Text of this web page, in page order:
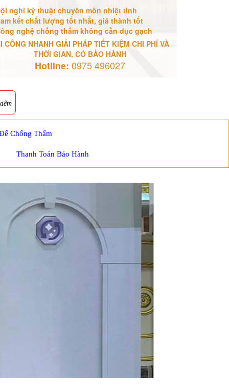
nghĩ kỹ thuật chuyên môn nhiệt tình
kết chất lượng tốt nhất, giá thành tốt
nghệ chống thấm không cần đục gạch
CÔNG NHANH GIẢI PHÁP TIẾT KIỆM CHI PHÍ VÀ
THỜI GIAN, CÓ BẢO HÀNH
Hotline: 0975 496027
Chống Thấm
Thanh Toán Bảo Hành